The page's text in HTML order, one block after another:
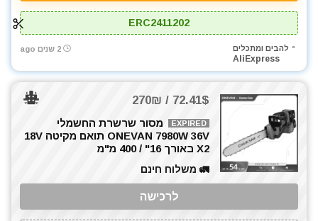
ERC2411202
להבים ומתכלים
AliExpress
2 שנים ago
72.41$ / 270₪
EXPIRED
מסור שרשרת החשמלי
ONEVAN 7980W 36V תואם מקיטה 18V
X2 באורך 16" / 400 מ"מ
🚛 משלוח חינם
לרכישה